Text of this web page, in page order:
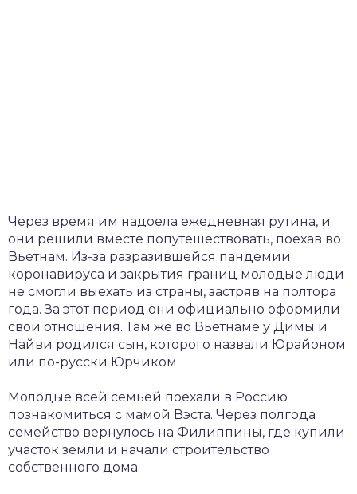
Через время им надоела ежедневная рутина, и
они решили вместе попутешествовать, поехав во
Вьетнам. Из-за разразившейся пандемии
коронавируса и закрытия границ молодые люди
не смогли выехать из страны, застряв на полтора
года. За этот период они официально оформили
свои отношения. Там же во Вьетнаме у Димы и
Найви родился сын, которого назвали Юрайоном
или по-русски Юрчиком.
Молодые всей семьей поехали в Россию
познакомиться с мамой Вэста. Через полгода
семейство вернулось на Филиппины, где купили
участок земли и начали строительство
собственного дома.